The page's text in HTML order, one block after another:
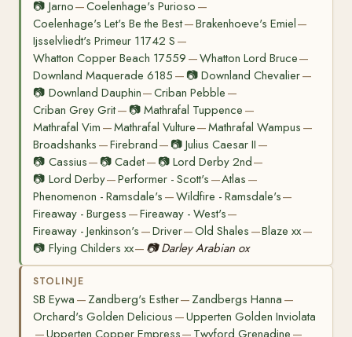
📷 Jarno—Coelenhage's Purioso —
Coelenhage's Let's Be the Best—Brakenhoeve's Emiel—
Ijsselvliedt's Primeur 11742 S —
Whatton Copper Beach 17559 —Whatton Lord Bruce—
Downland Maquerade 6185 — 📷Downland Chevalier—
📷 Downland Dauphin—Criban Pebble —
Criban Grey Grit— 📷Mathrafal Tuppence —
Mathrafal Vim —Mathrafal Vulture—Mathrafal Wampus —
Broadshanks —Firebrand— 📷Julius Caesar II —
📷 Cassius— 📷Cadet— 📷 Lord Derby 2nd—
📷 Lord Derby—Performer - Scott's —Atlas —
Phenomenon - Ramsdale's —Wildfire - Ramsdale's—
Fireaway - Burgess —Fireaway - West's—
Fireaway - Jenkinson's —Driver—Old Shales —Blaze xx—
📷 Flying Childers xx— 📷 Darley Arabian ox
STOLINJE
SB Eywa — Zandberg's Esther— Zandbergs Hanna —
Orchard's Golden Delicious —Upperten Golden Inviolata
—Upperten Copper Empress— Twyford Grenadine —